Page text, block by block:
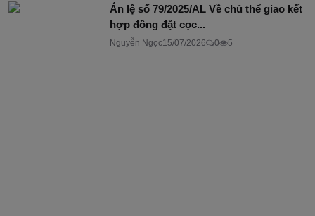
Án lệ số 79/2025/AL Về chủ thể giao kết
hợp đồng đặt cọc...
Nguyễn Ngọc15/07/2026 0 5